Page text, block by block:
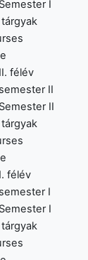
I
félév
II
II
félév
I
I